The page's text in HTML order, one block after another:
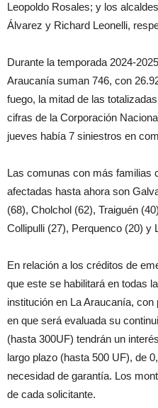
Leopoldo Rosales; y los
Álvarez y Richard Leonelli,
Durante la temporada 2024-
Araucanía suman 746, con
fuego, la mitad de las
cifras de la Corporación
jueves había 7 siniestros en
Las comunas con más familias
afectadas hasta ahora son
(68), Cholchol (62), Traiguén
Collipulli (27), Perquenco (20) y
En relación a los créditos de
que este se habilitará en todas
institución en La Araucanía,
en que será evaluada su
(hasta 300UF) tendrán un
largo plazo (hasta 500 UF), de
necesidad de garantía. Los
de cada solicitante.